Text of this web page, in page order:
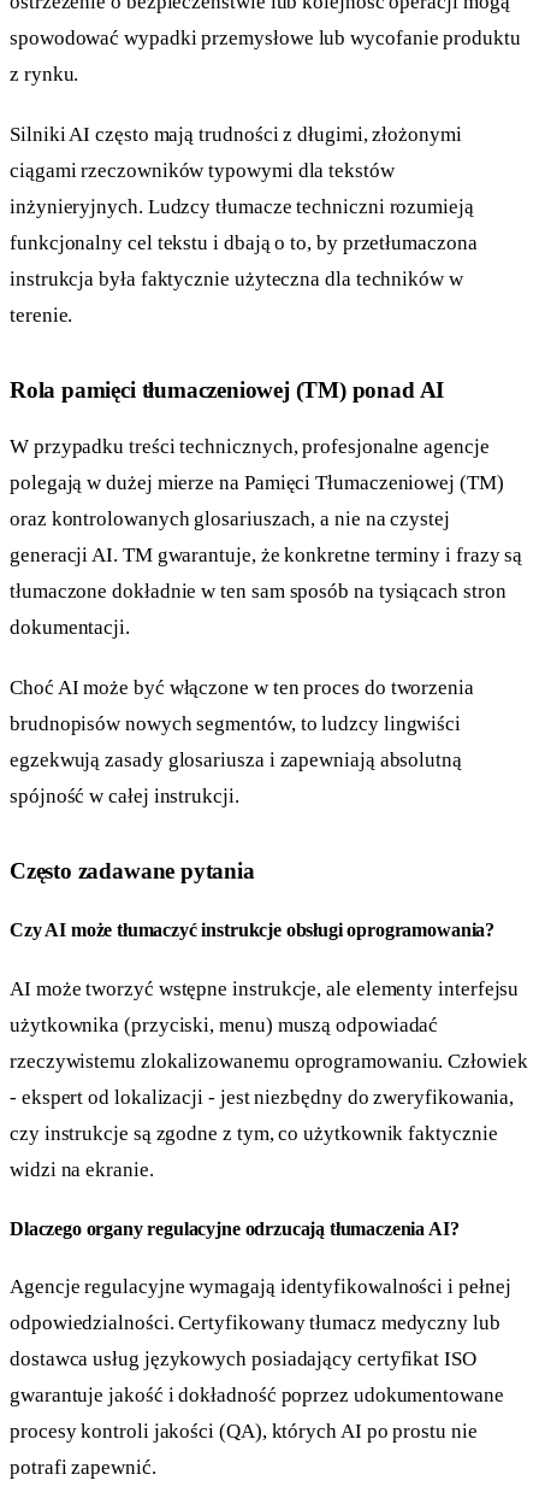
spowodować wypadki przemysłowe lub wycofanie produktu
z rynku.
Silniki AI często mają trudności z długimi, złożonymi
ciągami rzeczowników typowymi dla tekstów
inżynieryjnych. Ludzcy tłumacze techniczni rozumieją
funkcjonalny cel tekstu i dbają o to, by przetłumaczona
instrukcja była faktycznie użyteczna dla techników w
terenie.
Rola pamięci tłumaczeniowej (TM) ponad AI
W przypadku treści technicznych, profesjonalne agencje
polegają w dużej mierze na Pamięci Tłumaczeniowej (TM)
oraz kontrolowanych glosariuszach, a nie na czystej
generacji AI. TM gwarantuje, że konkretne terminy i frazy są
tłumaczone dokładnie w ten sam sposób na tysiącach stron
dokumentacji.
Choć AI może być włączone w ten proces do tworzenia
brudnopisów nowych segmentów, to ludzcy lingwiści
egzekwują zasady glosariusza i zapewniają absolutną
spójność w całej instrukcji.
Często zadawane pytania
Czy AI może tłumaczyć instrukcje obsługi oprogramowania?
AI może tworzyć wstępne instrukcje, ale elementy interfejsu
użytkownika (przyciski, menu) muszą odpowiadać
rzeczywistemu zlokalizowanemu oprogramowaniu. Człowiek
- ekspert od lokalizacji - jest niezbędny do zweryfikowania,
czy instrukcje są zgodne z tym, co użytkownik faktycznie
widzi na ekranie.
Dlaczego organy regulacyjne odrzucają tłumaczenia AI?
Agencje regulacyjne wymagają identyfikowalności i pełnej
odpowiedzialności. Certyfikowany tłumacz medyczny lub
dostawca usług językowych posiadający certyfikat ISO
gwarantuje jakość i dokładność poprzez udokumentowane
procesy kontroli jakości (QA), których AI po prostu nie
potrafi zapewnić.